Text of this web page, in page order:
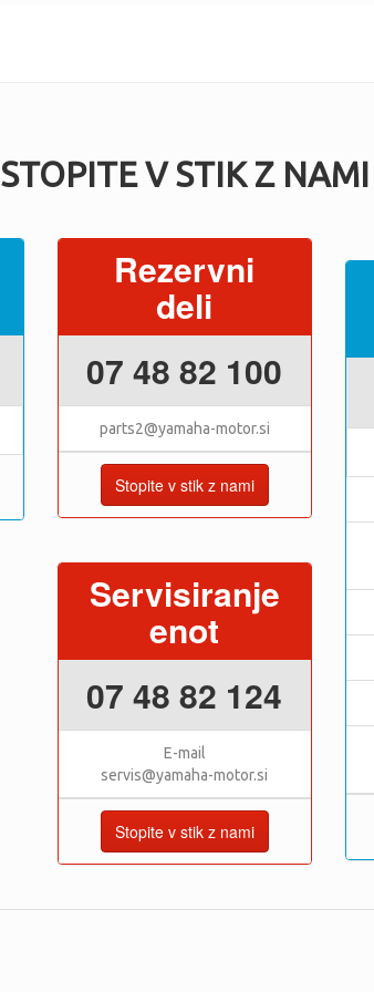
STOPITE V STIK Z NAMI
Rezervni
deli
07 48 82 100
parts2@yamaha-motor.si
Stopite v stik z nami
Servisiranje
enot
07 48 82 124
E-mail
servis@yamaha-motor.si
Stopite v stik z nami